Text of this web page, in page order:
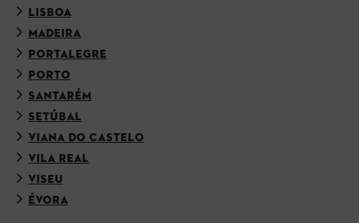
LISBOA
MADEIRA
PORTALEGRE
PORTO
SANTARÉM
SETÚBAL
VIANA DO CASTELO
VILA REAL
VISEU
ÉVORA